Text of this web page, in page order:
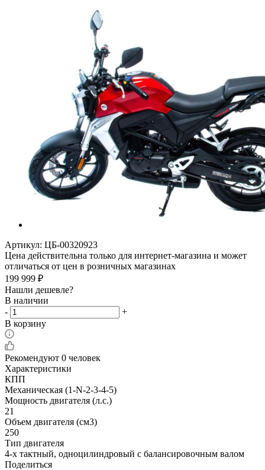
Артикул: ЦБ-00320923
Цена действительна только для интернет-магазина и может
отличаться от цен в розничных магазинах
199 999 ₽
Нашли дешевле?
В наличии
-
+
В корзину
Рекомендуют 0 человек
Характеристики
КПП
Механическая (1-N-2-3-4-5)
Мощность двигателя (л.с.)
21
Объем двигателя (см3)
250
Тип двигателя
4-х тактный, одноцилиндровый с балансировочным валом
Поделиться